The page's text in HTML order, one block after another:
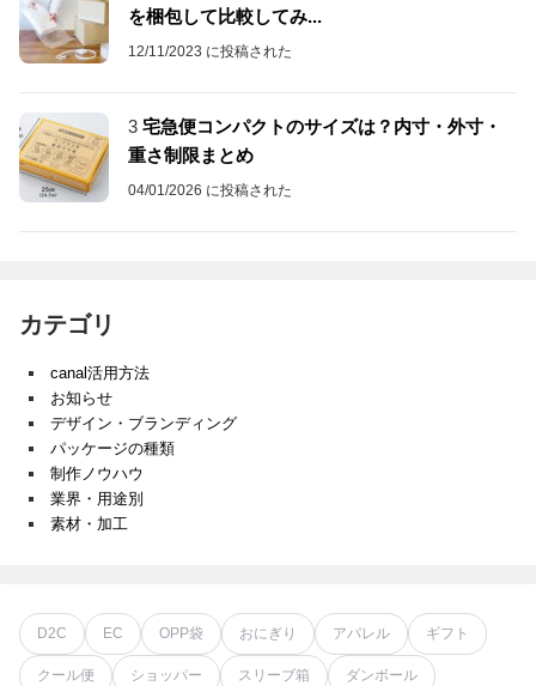
を梱包して比較してみ...
12/11/2023 に投稿された
3 宅急便コンパクトのサイズは？内寸・外寸・
重さ制限まとめ
04/01/2026 に投稿された
カテゴリ
canal活用方法
お知らせ
デザイン・ブランディング
パッケージの種類
制作ノウハウ
業界・用途別
素材・加工
D2C EC OPP袋 おにぎり アパレル ギフト
クール便 ショッパー スリーブ箱 ダンボール